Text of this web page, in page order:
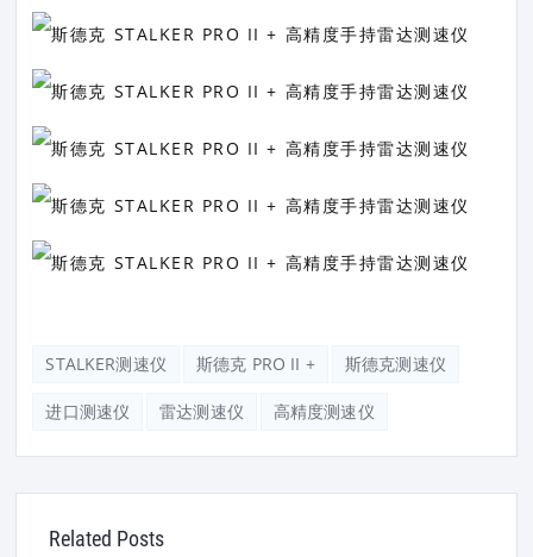
STALKER测速仪 斯德克 PRO II + 斯德克测速仪
进口测速仪 雷达测速仪 高精度测速仪
Related Posts